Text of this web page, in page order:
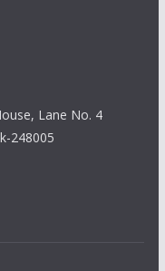
Lane No. 4
248005